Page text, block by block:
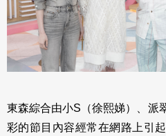
東森綜合由小S（徐熙娣）、派
彩的節目內容經常在網路上引